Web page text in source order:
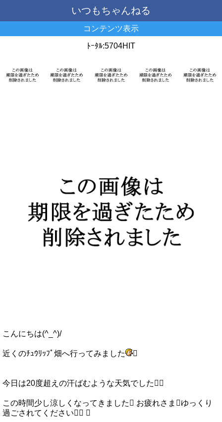
いつもちゃんねる
コンテンツ表示
ﾄｰﾀﾙ:5704HIT
こんにちは(^_^)/
近くのﾁｭｳﾘｯﾌﾟ畑へ行ってみました 
今日は20度超えの汗ばむような天気でした
この時間少し涼しくなってきました お疲れさまゆっくり
過ごされてください 